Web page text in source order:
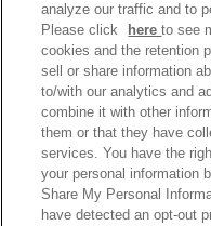
地から快適素
た、夏のお悩
2026年7月17日
ビューティー,
ファッション ビュー
analyze our traffic and to
Please click
hereto see
cookies and the retention
sell or share information
to/with our analytics and
combine it with other
them or that they have
services. You have the
your personal information
Share My Personal
have detected an opt-out